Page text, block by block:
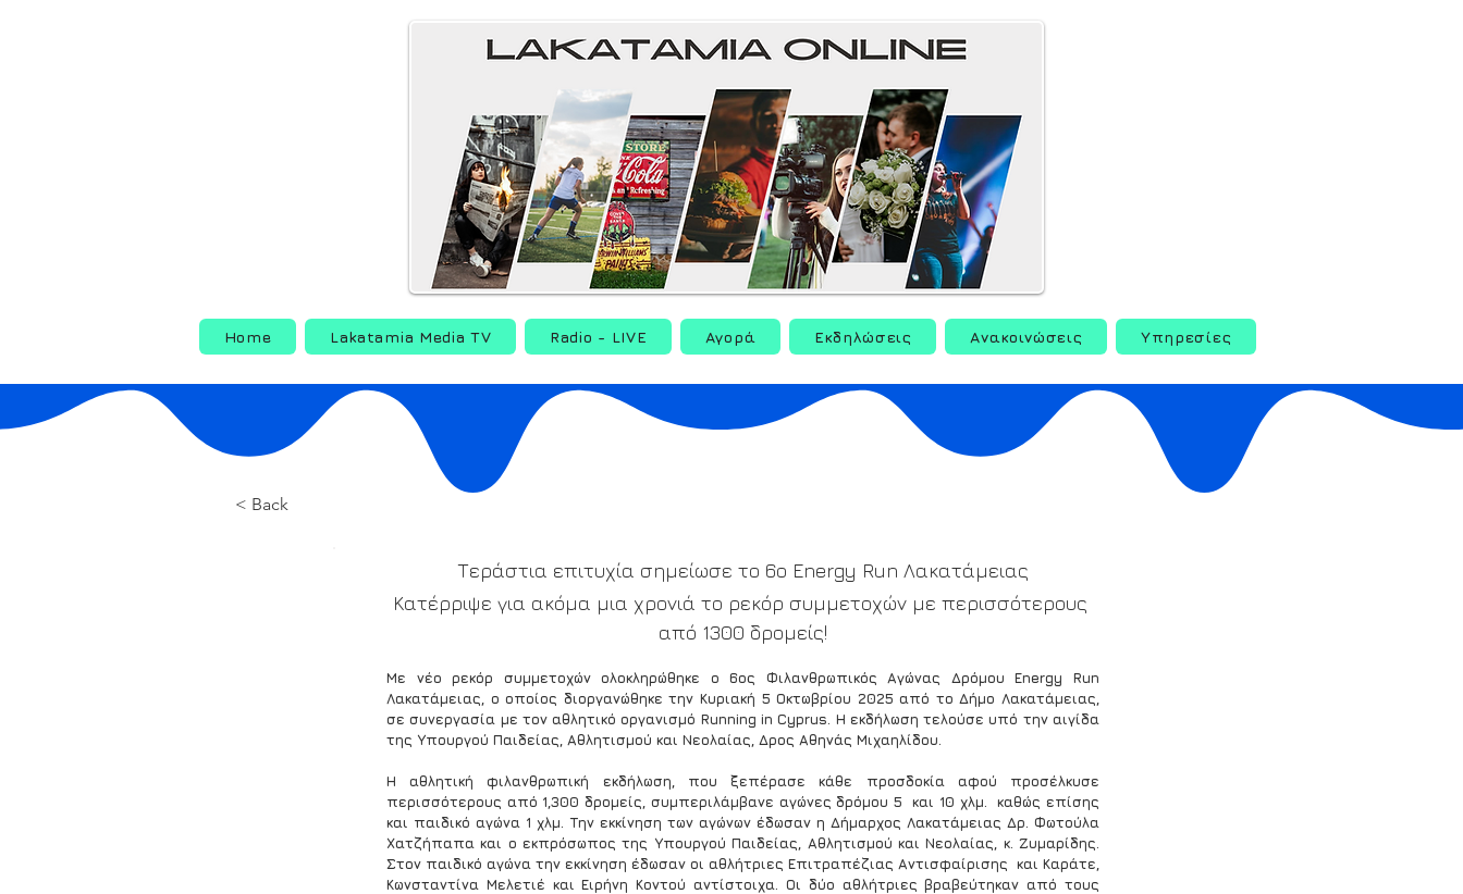
Home Lakatamia Media TV Radio - LIVE Αγορά Εκδηλώσεις Ανακοινώσεις Υπηρεσίες
< Back
Τεράστια επιτυχία σημείωσε το 6ο Energy Run Λακατάμειας
Κατέρριψε για ακόμα μια χρονιά το ρεκόρ συμμετοχών με περισσότερους
από 1300 δρομείς!
Με νέο ρεκόρ συμμετοχών ολοκληρώθηκε ο 6ος Φιλανθρωπικός Αγώνας Δρόμου Energy Run
Λακατάμειας, ο οποίος διοργανώθηκε την Κυριακή 5 Οκτωβρίου 2025 από το Δήμο Λακατάμειας,
σε συνεργασία με τον αθλητικό οργανισμό Running in Cyprus. Η εκδήλωση τελούσε υπό την αιγίδα
της Υπουργού Παιδείας, Αθλητισμού και Νεολαίας, Δρος Αθηνάς Μιχαηλίδου.
Η αθλητική φιλανθρωπική εκδήλωση, που ξεπέρασε κάθε προσδοκία αφού προσέλκυσε
περισσότερους από 1,300 δρομείς, συμπεριλάμβανε αγώνες δρόμου 5  και 10 χλμ.  καθώς επίσης
και παιδικό αγώνα 1 χλμ. Την εκκίνηση των αγώνων έδωσαν η Δήμαρχος Λακατάμειας Δρ. Φωτούλα
Χατζήπαπα και ο εκπρόσωπος της Υπουργού Παιδείας, Αθλητισμού και Νεολαίας, κ. Ζυμαρίδης.
Στον παιδικό αγώνα την εκκίνηση έδωσαν οι αθλήτριες Επιτραπέζιας Αντισφαίρισης  και Καράτε,
Κωνσταντίνα Μελετιέ και Ειρήνη Κοντού αντίστοιχα. Οι δύο αθλήτριες βραβεύτηκαν από τους